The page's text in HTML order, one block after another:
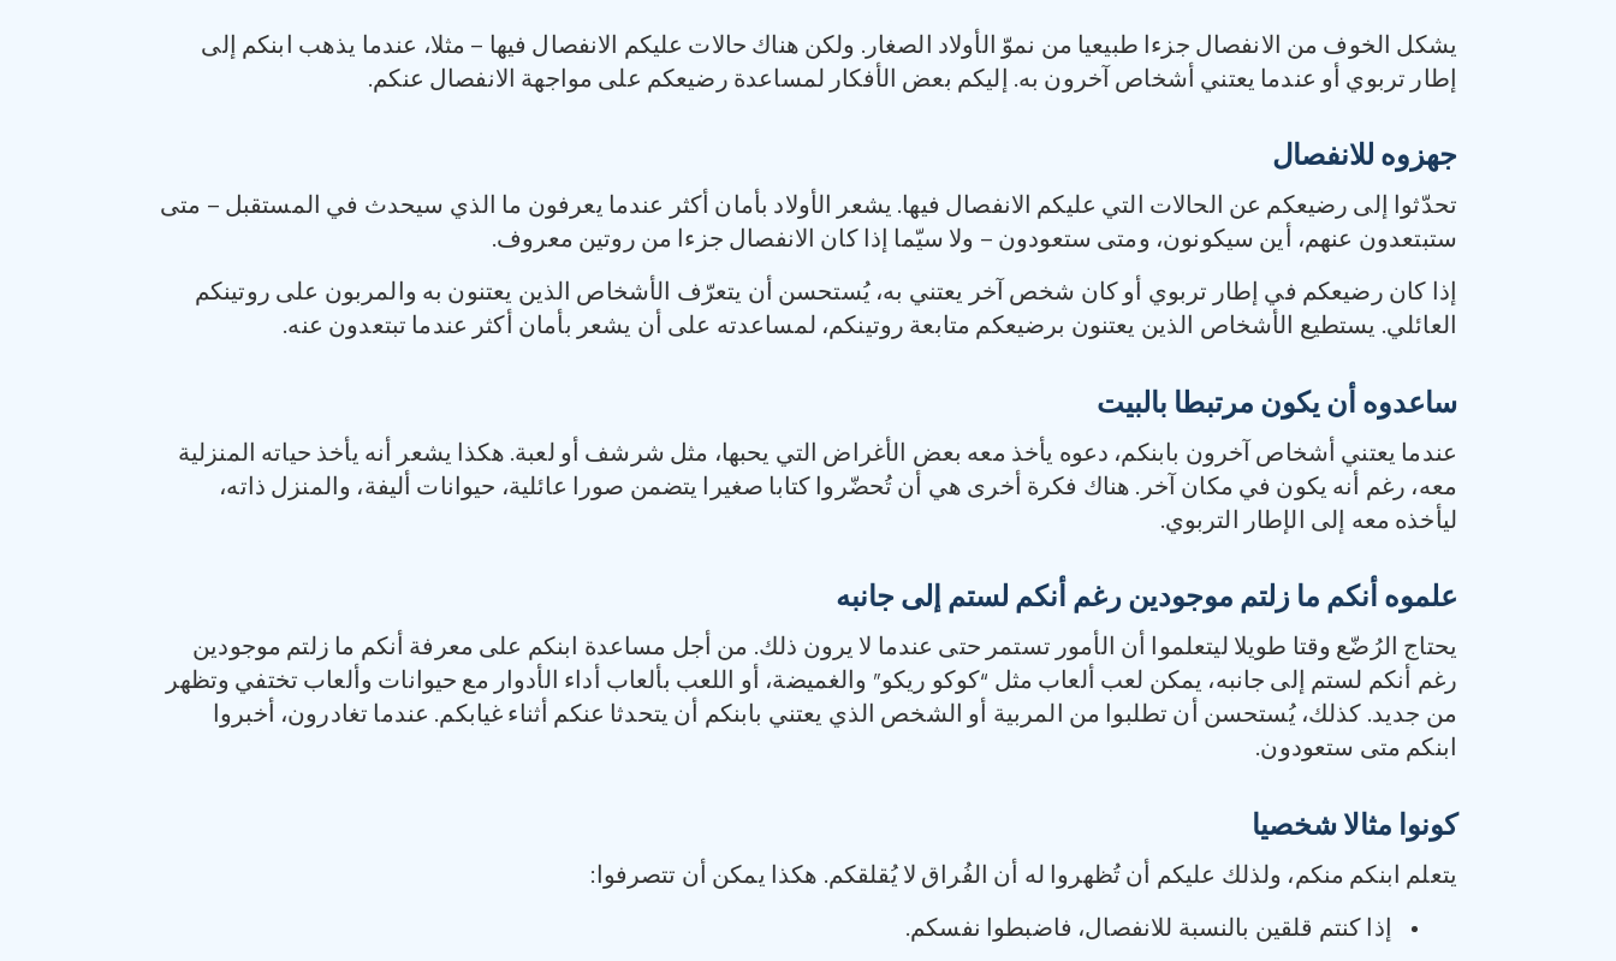
يشكل الخوف من الانفصال جزءا طبيعيا من نموّ الأولاد الصغار. ولكن هناك حالات عليكم الانفصال فيها – مثلا، عندما يذهب ابنكم إلى
إطار تربوي أو عندما يعتني أشخاص آخرون به. إليكم بعض الأفكار لمساعدة رضيعكم على مواجهة الانفصال عنكم.
جهزوه للانفصال
تحدّثوا إلى رضيعكم عن الحالات التي عليكم الانفصال فيها. يشعر الأولاد بأمان أكثر عندما يعرفون ما الذي سيحدث في المستقبل – متى
ستبتعدون عنهم، أين سيكونون، ومتى ستعودون – ولا سيّما إذا كان الانفصال جزءا من روتين معروف.
إذا كان رضيعكم في إطار تربوي أو كان شخص آخر يعتني به، يُستحسن أن يتعرّف الأشخاص الذين يعتنون به والمربون على روتينكم
العائلي. يستطيع الأشخاص الذين يعتنون برضيعكم متابعة روتينكم، لمساعدته على أن يشعر بأمان أكثر عندما تبتعدون عنه.
ساعدوه أن يكون مرتبطا بالبيت
عندما يعتني أشخاص آخرون بابنكم، دعوه يأخذ معه بعض الأغراض التي يحبها، مثل شرشف أو لعبة. هكذا يشعر أنه يأخذ حياته المنزلية
معه، رغم أنه يكون في مكان آخر. هناك فكرة أخرى هي أن تُحضّروا كتابا صغيرا يتضمن صورا عائلية، حيوانات أليفة، والمنزل ذاته،
ليأخذه معه إلى الإطار التربوي.
علموه أنكم ما زلتم موجودين رغم أنكم لستم إلى جانبه
يحتاج الرُضّع وقتا طويلا ليتعلموا أن الأمور تستمر حتى عندما لا يرون ذلك. من أجل مساعدة ابنكم على معرفة أنكم ما زلتم موجودين
رغم أنكم لستم إلى جانبه، يمكن لعب ألعاب مثل “كوكو ريكو” والغميضة، أو اللعب بألعاب أداء الأدوار مع حيوانات وألعاب تختفي وتظهر
من جديد. كذلك، يُستحسن أن تطلبوا من المربية أو الشخص الذي يعتني بابنكم أن يتحدثا عنكم أثناء غيابكم. عندما تغادرون، أخبروا
ابنكم متى ستعودون.
كونوا مثالا شخصيا
يتعلم ابنكم منكم، ولذلك عليكم أن تُظهروا له أن الفُراق لا يُقلقكم. هكذا يمكن أن تتصرفوا:
إذا كنتم قلقين بالنسبة للانفصال، فاضبطوا نفسكم.